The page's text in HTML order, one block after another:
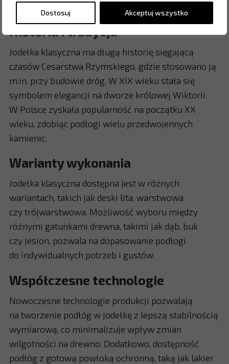
Dostosuj Akceptuj wszystko
lub wynajmu mieszkania.
Historia i tradycja
Jodełka klasyczna ma długą historię sięgającą
czasów Cesarstwa Rzymskiego, gdzie stosowano ją
m.in. przy budowie dróg. W XIX wieku stała się
symbolem elegancji na dworze królowej Wiktorii.
W Polsce zyskała popularność na początku XX
wieku, zdobiąc podłogi wielu przedwojennych
kamienic.
Warianty wykonania
Jodełka klasyczna dostępna jest w różnych
wariantach, takich jak deski lita, warstwowa
czy trójwarstwowa. Możliwość wyboru między
różnymi gatunkami drewna, takimi jak dąb, buk
czy jesion, pozwala na dopasowanie podłogi
do indywidualnych potrzeb i gustów.
Współczesne technologie
Nowoczesne technologie produkcji pozwalają
na tworzenie podłóg w jodełkę z lepszą stabilnością
wymiarową, co minimalizuje wpływ zmian
wilgotności na drewno. Dodatkowo, dostępność
podłóg z gotową powłoką ochronną, taką jak lakier